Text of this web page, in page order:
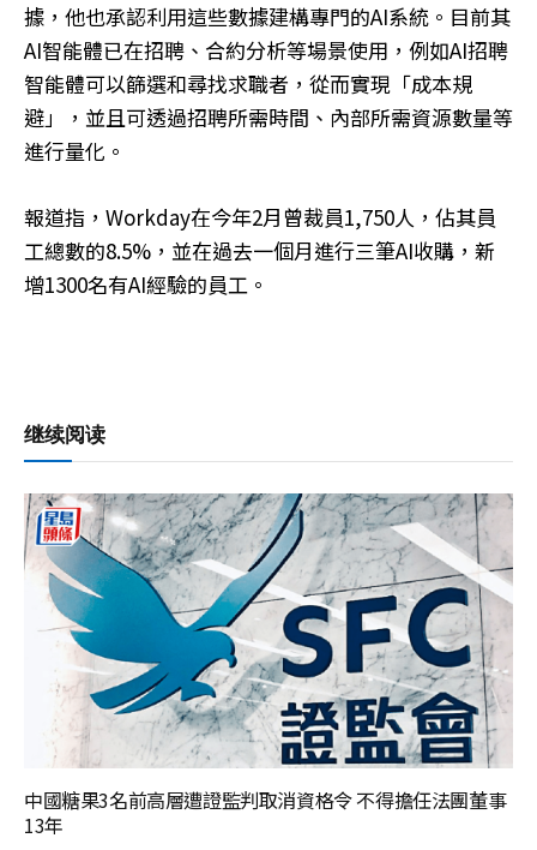
據，他也承認利用這些數據建構專門的AI系統。目前其
AI智能體已在招聘、合約分析等場景使用，例如AI招聘
智能體可以篩選和尋找求職者，從而實現「成本規
避」，並且可透過招聘所需時間、內部所需資源數量等
進行量化。
報道指，Workday在今年2月曾裁員1,750人，佔其員
工總數的8.5%，並在過去一個月進行三筆AI收購，新
增1300名有AI經驗的員工。
继续阅读
中國糖果3名前高層遭證監判取消資格令 不得擔任法團董事
13年